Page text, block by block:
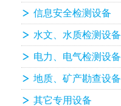
信息安全检测设备
水文、水质检测设备
电力、电气检测设备
地质、矿产勘查设备
其它专用设备